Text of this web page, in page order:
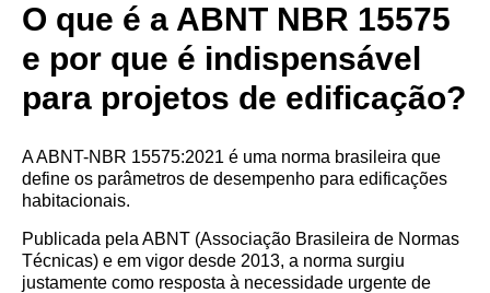
O que é a ABNT NBR 15575
e por que é indispensável
para projetos de edificação?
A ABNT-NBR 15575:2021 é uma norma brasileira que
define os parâmetros de desempenho para edificações
habitacionais.
Publicada pela ABNT (Associação Brasileira de Normas
Técnicas) e em vigor desde 2013, a norma surgiu
justamente como resposta à necessidade urgente de